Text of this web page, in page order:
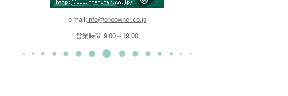
e-mail:info@oneowner.co.jp
営業時間 9:00～19:00